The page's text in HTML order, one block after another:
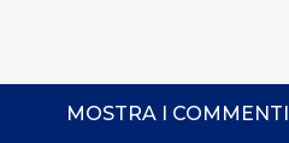
MOSTRA I COMMENTI